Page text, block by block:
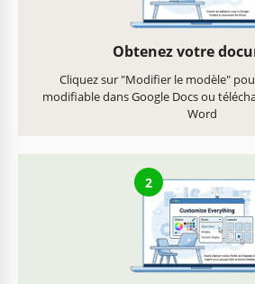
Obtenez votre
Cliquez sur "Modifier le modèle"
modifiable dans Google Docs ou
Word
2